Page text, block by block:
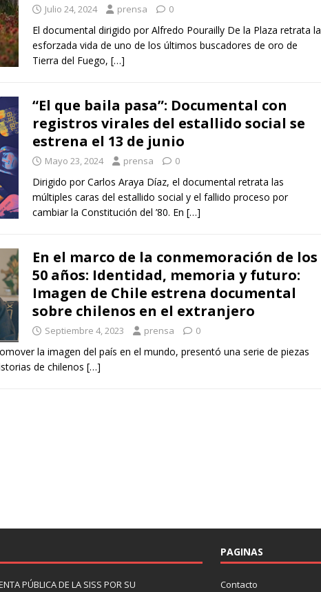
Julio 24, 2024 prensa 0
El documental dirigido por Alfredo Pourailly De la Plaza retrata la
esforzada vida de uno de los últimos buscadores de oro de
Tierra del Fuego, […]
“El que baila pasa”: Documental con
registros virales del estallido social se
estrena el 13 de junio
Mayo 23, 2024 prensa 0
Dirigido por Carlos Araya Díaz, el documental retrata las
múltiples caras del estallido social y el fallido proceso por
cambiar la Constitución del ’80. En […]
En el marco de la conmemoración de los
50 años: Identidad, memoria y futuro:
Imagen de Chile estrena documental
sobre chilenos en el extranjero
Septiembre 4, 2023 prensa 0
la imagen del país en el mundo, presentó una serie de piezas
de chilenos […]
PÚBLICA DE LA SISS POR SU
PAGINAS
Contacto